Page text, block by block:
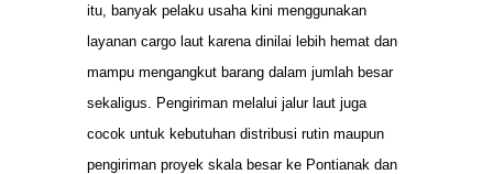
itu, banyak pelaku usaha kini menggunakan
layanan cargo laut karena dinilai lebih hemat dan
mampu mengangkut barang dalam jumlah besar
sekaligus. Pengiriman melalui jalur laut juga
cocok untuk kebutuhan distribusi rutin maupun
pengiriman proyek skala besar ke Pontianak dan